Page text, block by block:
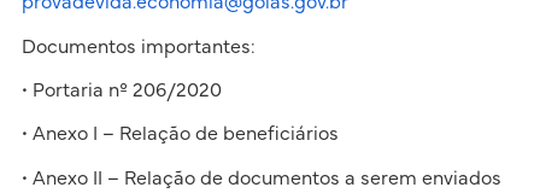
Documentos importantes:
• Portaria nº 206/2020
• Anexo I – Relação de beneficiários
• Anexo II – Relação de documentos a serem enviados